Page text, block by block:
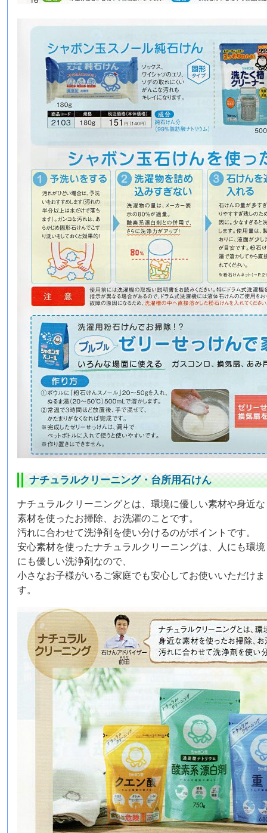
ナチュラルクリーニング・台所用石けん
ナチュラルクリーニングとは、環境に優しい素材や身近な
素材を使ったお掃除、お洗濯のことです。
汚れに合わせて洗浄剤を使い分けるのがポイントです。
安心素材を使ったナチュラルクリーニングは、人にも環境
にも優しい洗浄剤なので、
小さなお子様がいるご家庭でも安心してお使いいただけま
す。